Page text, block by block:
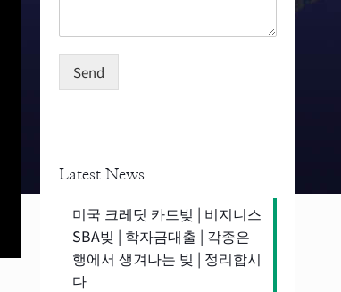
m
m
n
e
Send
Latest News
미국 크레딧 카드빚 | 비지니스
SBA빚 | 학자금대출 | 각종은
행에서 생겨나는 빚 | 정리합시
다